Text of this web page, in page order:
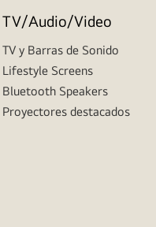
TV/Audio/Video
TV y Barras de Sonido
Lifestyle Screens
Bluetooth Speakers
Proyectores destacados